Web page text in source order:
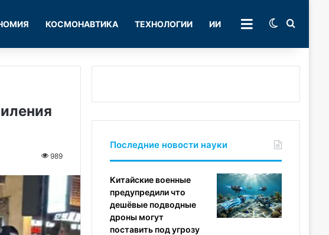
КОСМОНАВТИКА ТЕХНОЛОГИИ ИИ РУБРИКИSwitch skin
989
Последние новости науки
Китайские военные
предупредили что
дешёвые подводные
дроны могут
поставить под угрозу